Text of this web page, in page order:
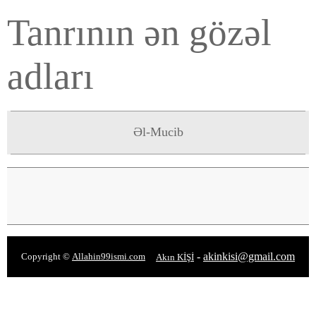
Tanrının ən gözəl
adları
Əl-Mucib
Copyright © Allahin99ismi.com Akın KİŞİ - akinkisi@gmail.com